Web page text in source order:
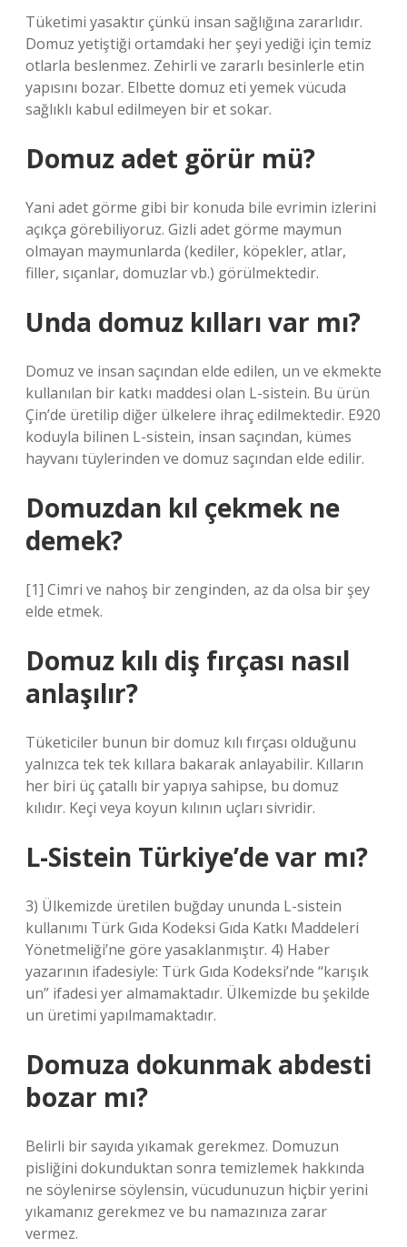
Tüketimi yasaktır çünkü insan sağlığına zararlıdır.
Domuz yetiştiği ortamdaki her şeyi yediği için temiz
otlarla beslenmez. Zehirli ve zararlı besinlerle etin
yapısını bozar. Elbette domuz eti yemek vücuda
sağlıklı kabul edilmeyen bir et sokar.
Domuz adet görür mü?
Yani adet görme gibi bir konuda bile evrimin izlerini
açıkça görebiliyoruz. Gizli adet görme maymun
olmayan maymunlarda (kediler, köpekler, atlar,
filler, sıçanlar, domuzlar vb.) görülmektedir.
Unda domuz kılları var mı?
Domuz ve insan saçından elde edilen, un ve ekmekte
kullanılan bir katkı maddesi olan L-sistein. Bu ürün
Çin’de üretilip diğer ülkelere ihraç edilmektedir. E920
koduyla bilinen L-sistein, insan saçından, kümes
hayvanı tüylerinden ve domuz saçından elde edilir.
Domuzdan kıl çekmek ne
demek?
[1] Cimri ve nahoş bir zenginden, az da olsa bir şey
elde etmek.
Domuz kılı diş fırçası nasıl
anlaşılır?
Tüketiciler bunun bir domuz kılı fırçası olduğunu
yalnızca tek tek kıllara bakarak anlayabilir. Kılların
her biri üç çatallı bir yapıya sahipse, bu domuz
kılıdır. Keçi veya koyun kılının uçları sivridir.
L-Sistein Türkiye’de var mı?
3) Ülkemizde üretilen buğday ununda L-sistein
kullanımı Türk Gıda Kodeksi Gıda Katkı Maddeleri
Yönetmeliği’ne göre yasaklanmıştır. 4) Haber
yazarının ifadesiyle: Türk Gıda Kodeksi’nde “karışık
un” ifadesi yer almamaktadır. Ülkemizde bu şekilde
un üretimi yapılmamaktadır.
Domuza dokunmak abdesti
bozar mı?
Belirli bir sayıda yıkamak gerekmez. Domuzun
pisliğini dokunduktan sonra temizlemek hakkında
ne söylenirse söylensin, vücudunuzun hiçbir yerini
yıkamanız gerekmez ve bu namazınıza zarar
vermez.